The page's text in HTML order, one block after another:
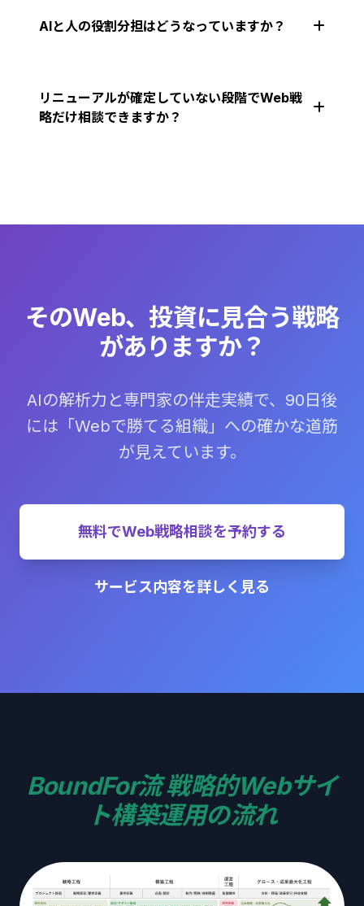
AIと人の役割分担はどうなっていますか？
リニューアルが確定していない段階でWeb戦
略だけ相談できますか？
そのWeb、投資に見合う戦略
がありますか？
AIの解析力と専門家の伴走実績で、90日後
には「Webで勝てる組織」への確かな道筋
が見えています。
無料でWeb戦略相談を予約する
サービス内容を詳しく見る
BoundFor流 戦略的Webサイ
ト構築運用の流れ